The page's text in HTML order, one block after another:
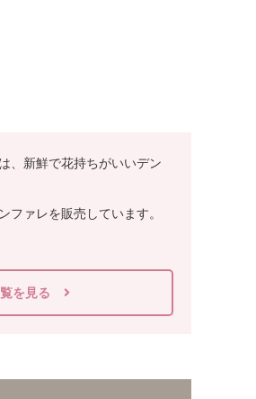
、新鮮で花持ちがいいデン
ァレを販売しています。
を見る